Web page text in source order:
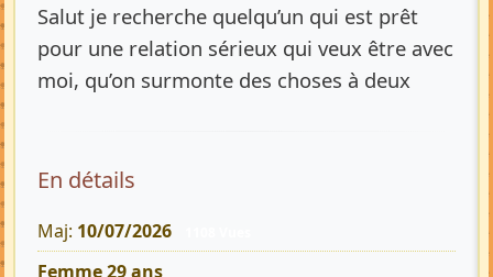
Salut je recherche quelqu’un qui est prêt
pour une relation sérieux qui veux être avec
moi, qu’on surmonte des choses à deux
En détails
Maj: 10/07/2026
Femme 29 ans